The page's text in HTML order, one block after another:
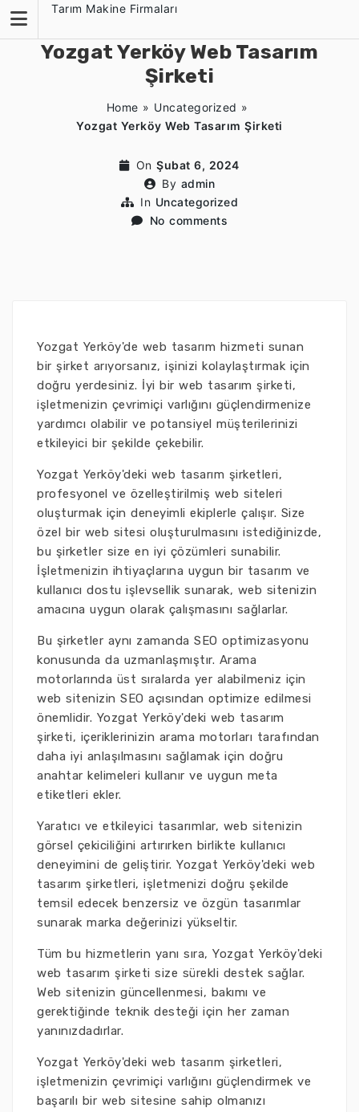
content
Tarım Makine Firmaları
Yozgat Yerköy Web Tasarım
Şirketi
Home » Uncategorized »
Yozgat Yerköy Web Tasarım Şirketi
On Şubat 6, 2024
By admin
In Uncategorized
No comments
Yozgat Yerköy'de web tasarım hizmeti sunan
bir şirket arıyorsanız, işinizi kolaylaştırmak için
doğru yerdesiniz. İyi bir web tasarım şirketi,
işletmenizin çevrimiçi varlığını güçlendirmenize
yardımcı olabilir ve potansiyel müşterilerinizi
etkileyici bir şekilde çekebilir.
Yozgat Yerköy'deki web tasarım şirketleri,
profesyonel ve özelleştirilmiş web siteleri
oluşturmak için deneyimli ekiplerle çalışır. Size
özel bir web sitesi oluşturulmasını istediğinizde,
bu şirketler size en iyi çözümleri sunabilir.
İşletmenizin ihtiyaçlarına uygun bir tasarım ve
kullanıcı dostu işlevsellik sunarak, web sitenizin
amacına uygun olarak çalışmasını sağlarlar.
Bu şirketler aynı zamanda SEO optimizasyonu
konusunda da uzmanlaşmıştır. Arama
motorlarında üst sıralarda yer alabilmeniz için
web sitenizin SEO açısından optimize edilmesi
önemlidir. Yozgat Yerköy'deki web tasarım
şirketi, içeriklerinizin arama motorları tarafından
daha iyi anlaşılmasını sağlamak için doğru
anahtar kelimeleri kullanır ve uygun meta
etiketleri ekler.
Yaratıcı ve etkileyici tasarımlar, web sitenizin
görsel çekiciliğini artırırken birlikte kullanıcı
deneyimini de geliştirir. Yozgat Yerköy'deki web
tasarım şirketleri, işletmenizi doğru şekilde
temsil edecek benzersiz ve özgün tasarımlar
sunarak marka değerinizi yükseltir.
Tüm bu hizmetlerin yanı sıra, Yozgat Yerköy'deki
web tasarım şirketi size sürekli destek sağlar.
Web sitenizin güncellenmesi, bakımı ve
gerektiğinde teknik desteği için her zaman
yanınızdadırlar.
Yozgat Yerköy'deki web tasarım şirketleri,
işletmenizin çevrimiçi varlığını güçlendirmek ve
başarılı bir web sitesine sahip olmanızı